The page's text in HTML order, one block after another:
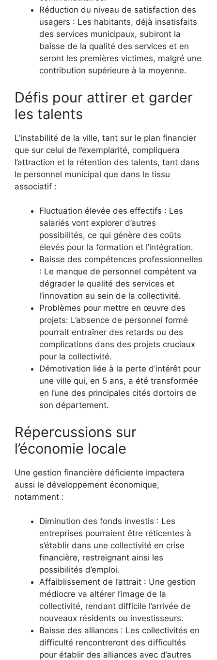
Réduction du niveau de satisfaction des
usagers : Les habitants, déjà insatisfaits
des services municipaux, subiront la
baisse de la qualité des services et en
seront les premières victimes, malgré une
contribution supérieure à la moyenne.
Défis pour attirer et garder
les talents
L’instabilité de la ville, tant sur le plan financier
que sur celui de l’exemplarité, compliquera
l’attraction et la rétention des talents, tant dans
le personnel municipal que dans le tissu
associatif :
Fluctuation élevée des effectifs : Les
salariés vont explorer d’autres
possibilités, ce qui génère des coûts
élevés pour la formation et l’intégration.
Baisse des compétences professionnelles
: Le manque de personnel compétent va
dégrader la qualité des services et
l’innovation au sein de la collectivité.
Problèmes pour mettre en œuvre des
projets: L’absence de personnel formé
pourrait entraîner des retards ou des
complications dans des projets cruciaux
pour la collectivité.
Démotivation liée à la perte d’intérêt pour
une ville qui, en 5 ans, a été transformée
en l’une des principales cités dortoirs de
son département.
Répercussions sur
l’économie locale
Une gestion financière déficiente impactera
aussi le développement économique,
notamment :
Diminution des fonds investis : Les
entreprises pourraient être réticentes à
s’établir dans une collectivité en crise
financière, restreignant ainsi les
possibilités d’emploi.
Affaiblissement de l’attrait : Une gestion
médiocre va altérer l’image de la
collectivité, rendant difficile l’arrivée de
nouveaux résidents ou investisseurs.
Baisse des alliances : Les collectivités en
difficulté rencontreront des difficultés
pour établir des alliances avec d’autres